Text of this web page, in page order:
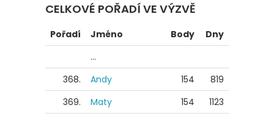
CELKOVÉ POŘADÍ VE VÝZVĚ
Pořadí Jméno Body
Dny
...
368.
Andy 154
819
369.
Maty 154 1123